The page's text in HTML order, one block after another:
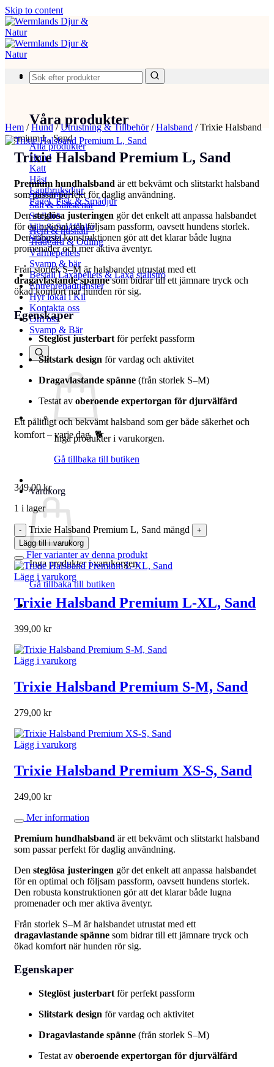
Skip to content
Produkter
Våra produkter
Alla produkter
Hund
Katt
Häst
Lantbruksdjur
Fågel, Fisk & Smådjur
Spannmål
Salt & Saltstenar
Stallströ
Vilt & Småfåglar
Stängsel
Hem & hushåll
Trädgård & Odling
Värmepellets
Svamp & bär
Beställ Laxåpellets & Laxå stallströ
Entreprenadtjänster
Hyr lokal i Kil
Kontakta oss
Om oss
Svamp & Bär
Inga produkter i varukorgen.
Gå tillbaka till butiken
Varukorg
Inga produkter i varukorgen.
Gå tillbaka till butiken
Hem /Hund/Utrustning & Tillbehör/Halsband /Trixie Halsband
Premium L, Sand
Trixie Halsband Premium L, Sand
Premium hundhalsband är ett bekvämt och slitstarkt halsband
som passar perfekt för daglig användning.
Densteglösa justeringen gör det enkelt att anpassa halsbandet
för en optimal och följsam passform, oavsett hundens storlek.
Den robusta konstruktionen gör att det klarar både lugna
promenader och mer aktiva äventyr.
Från storlek S–M är halsbandet utrustat med ett
dragavlastande spännesom bidrar till ett jämnare tryck och
ökad komfort när hunden rör sig.
Egenskaper
Steglöst justerbart för perfekt passform
Slitstark design för vardag och aktivitet
Dragavlastande spänne (från storlek S–M)
Testat av oberoende expertorgan för djurvälfärd
Ett pålitligt och bekvämt halsband som ger både säkerhet och
komfort – varje dag. 🐕
349,00kr
1 i lager
Trixie Halsband Premium L, Sand mängd
Lägg till i varukorg
Fler varianter av denna produkt
Lägg i varukorg
Trixie Halsband Premium L-XL, Sand
399,00 kr
Lägg i varukorg
Trixie Halsband Premium S-M, Sand
279,00 kr
Lägg i varukorg
Trixie Halsband Premium XS-S, Sand
249,00 kr
Mer information
Premium hundhalsband är ett bekvämt och slitstarkt halsband
som passar perfekt för daglig användning.
Den steglösa justeringen gör det enkelt att anpassa halsbandet
för en optimal och följsam passform, oavsett hundens storlek.
Den robusta konstruktionen gör att det klarar både lugna
promenader och mer aktiva äventyr.
Från storlek S–M är halsbandet utrustat med ett
dragavlastande spänne som bidrar till ett jämnare tryck och
ökad komfort när hunden rör sig.
Egenskaper
Steglöst justerbart för perfekt passform
Slitstark design för vardag och aktivitet
Dragavlastande spänne (från storlek S–M)
Testat av oberoende expertorgan för djurvälfärd